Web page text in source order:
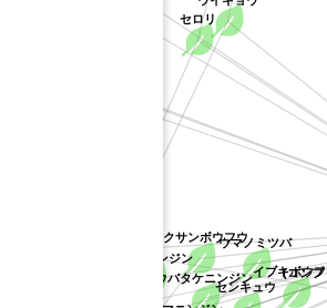
ウバタケニンジン
セロリ
センキュウ
ウイキョウ
イブキボウフ
ハクサンボウフウ
シムラニンジン
ウマノミツバ
(コンプトニ